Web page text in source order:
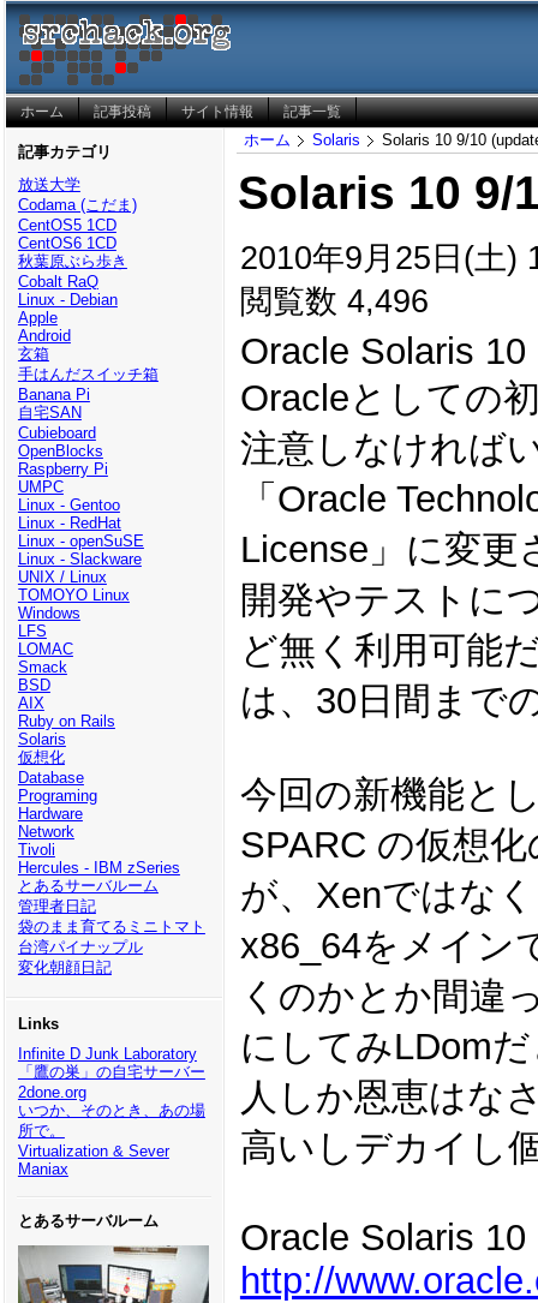
ホーム 記事投稿 サイト情報 記事一覧
記事カテゴリ
放送大学
Codama (こだま)
CentOS5 1CD
CentOS6 1CD
秋葉原ぶら歩き
Cobalt RaQ
Linux - Debian
Apple
Android
玄箱
手はんだスイッチ箱
Banana Pi
自宅SAN
Cubieboard
OpenBlocks
Raspberry Pi
UMPC
Linux - Gentoo
Linux - RedHat
Linux - openSuSE
Linux - Slackware
UNIX / Linux
TOMOYO Linux
Windows
LFS
LOMAC
Smack
BSD
AIX
Ruby on Rails
Solaris
仮想化
Database
Programing
Hardware
Network
Tivoli
Hercules - IBM zSeries
とあるサーバルーム
管理者日記
袋のまま育てるミニトマト
台湾パイナップル
変化朝顔日記
Links
Infinite D Junk Laboratory
「鷹の巣」の自宅サーバー
2done.org
いつか、そのとき、あの場
所で。
Virtualization & Sever
Maniax
とあるサーバルーム
ホーム Solaris Solaris 10 9/10
Solaris 10 9/
2010年9月25日(土)
閲覧数 4,496
Oracle Solaris
Oracleとしての
注意しなければ
「Oracle
License」に変更
開発やテストに
ど無く利用可能
は、30日間まで
今回の新機能と
SPARC の仮想
が、Xenではな
x86_64をメイン
くのかとか間違
にしてみLDom
人しか恩恵はな
高いしデカイし
Oracle Solaris
http://